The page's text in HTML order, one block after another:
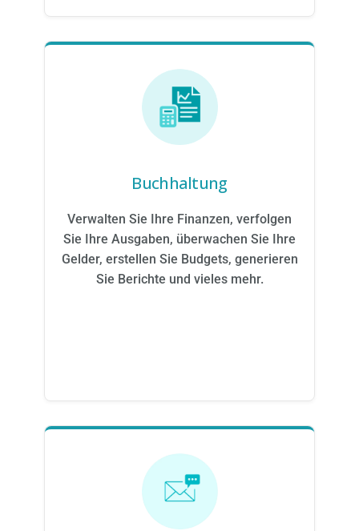
Buchhaltung
Verwalten Sie Ihre Finanzen, verfolgen
Sie Ihre Ausgaben, überwachen Sie Ihre
Gelder, erstellen Sie Budgets, generieren
Sie Berichte und vieles mehr.